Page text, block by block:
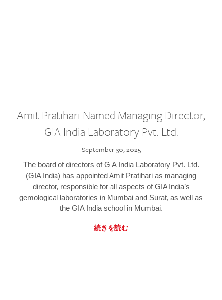
Amit Pratihari Named Managing Director,
GIA India Laboratory Pvt. Ltd.
September 30, 2025
The board of directors of GIA India Laboratory Pvt. Ltd.
(GIA India) has appointed Amit Pratihari as managing
director, responsible for all aspects of GIA India’s
gemological laboratories in Mumbai and Surat, as well as
the GIA India school in Mumbai.
続きを読む